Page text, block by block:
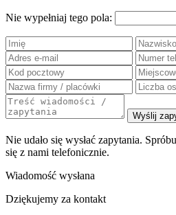
Nie wypełniaj tego pola:
Wyślij
Nie udało się wysłać zapytania.
się z nami telefonicznie.
Wiadomość wysłana
Dziękujemy za kontakt